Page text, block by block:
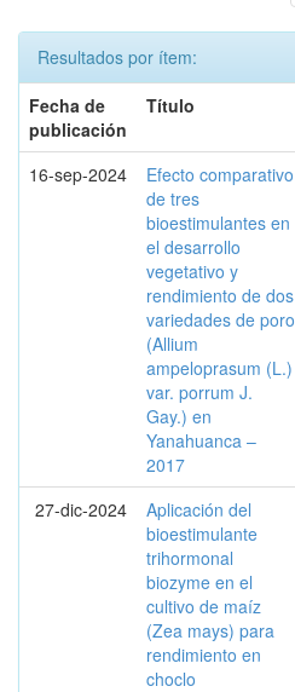
Resultados por ítem:
Fecha de
publicación
Título
16-sep-2024
Efecto comparativo
de tres
bioestimulantes en
el desarrollo
vegetativo y
rendimiento de dos
variedades de poro
(Allium
ampeloprasum (L.)
var. porrum J.
Gay.) en
Yanahuanca –
2017
27-dic-2024
Aplicación del
bioestimulante
trihormonal
biozyme en el
cultivo de maíz
(Zea mays) para
rendimiento en
choclo